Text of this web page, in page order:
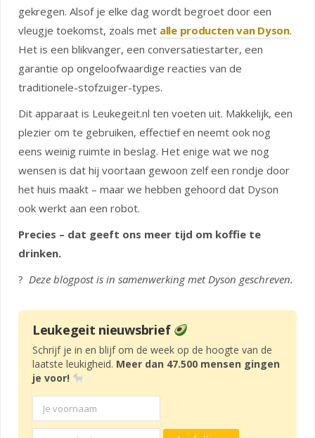
gekregen. Alsof je elke dag wordt begroet door een
vleugje toekomst, zoals met alle producten van Dyson.
Het is een blikvanger, een conversatiestarter, een
garantie op ongeloofwaardige reacties van de
traditionele-stofzuiger-types.
Dit apparaat is Leukegeit.nl ten voeten uit. Makkelijk, een
plezier om te gebruiken, effectief en neemt ook nog
eens weinig ruimte in beslag. Het enige wat we nog
wensen is dat hij voortaan gewoon zelf een rondje door
het huis maakt – maar we hebben gehoord dat Dyson
ook werkt aan een robot.
Precies – dat geeft ons meer tijd om koffie te
drinken.
? Deze blogpost is in samenwerking met Dyson geschreven.
Leukegeit nieuwsbrief
Schrijf je in en blijf om de week op de hoogte van de
laatste leukigheid. Meer dan 47.500 mensen gingen
je voor!